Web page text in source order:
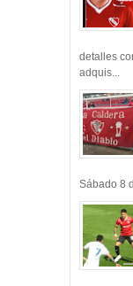
detalles
adquis...
Sábado 8